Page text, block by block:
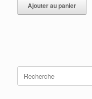
Ajouter au panier
Search
for: